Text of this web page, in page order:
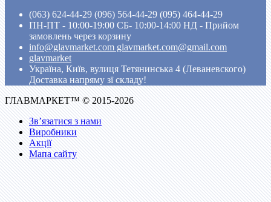
(063) 624-44-29 (096) 564-44-29 (095) 464-44-29
ПН-ПТ - 10:00-19:00 CБ- 10:00-14:00 НД - Прийом
замовлень через корзину
info@glavmarket.com glavmarket.com@gmail.com
glavmarket
Україна, Київ, вулиця Тетянинська 4 (Леваневского)
Доставка напряму зї складу!
ГЛАВМАРКЕТ™ © 2015-2026
Зв’язатися з нами
Виробники
Акції
Мапа сайту